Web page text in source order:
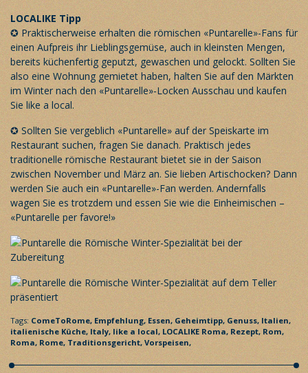
LOCALIKE Tipp
✪ Praktischerweise erhalten die römischen «Puntarelle»-Fans für
einen Aufpreis ihr Lieblingsgemüse, auch in kleinsten Mengen,
bereits küchenfertig geputzt, gewaschen und gelockt. Sollten Sie
also eine Wohnung gemietet haben, halten Sie auf den Märkten
im Winter nach den «Puntarelle»-Locken Ausschau und kaufen
Sie like a local.
✪ Sollten Sie vergeblich «Puntarelle» auf der Speiskarte im
Restaurant suchen, fragen Sie danach. Praktisch jedes
traditionelle römische Restaurant bietet sie in der Saison
zwischen November und März an. Sie lieben Artischocken? Dann
werden Sie auch ein «Puntarelle»-Fan werden. Andernfalls
wagen Sie es trotzdem und essen Sie wie die Einheimischen –
«Puntarelle per favore!»
Tags: ComeToRome, Empfehlung, Essen, Geheimtipp, Genuss, Italien,
italienische Küche, Italy, like a local, LOCALIKE Roma, Rezept, Rom,
Roma, Rome, Traditionsgericht, Vorspeisen,